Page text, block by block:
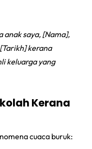
anak saya, [Nama],
kerana
keluarga yang
Kerana
cuaca buruk: